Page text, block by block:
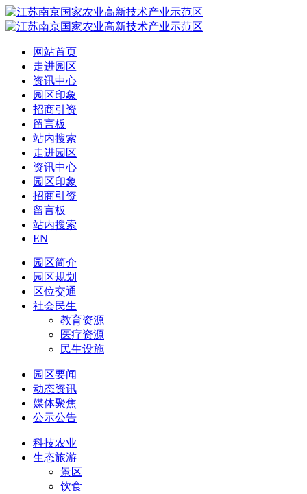
网站首页
走进园区
资讯中心
园区印象
招商引资
留言板
站内搜索
走进园区
资讯中心
园区印象
招商引资
留言板
站内搜索
EN
园区简介
园区规划
区位交通
社会民生
教育资源
医疗资源
民生设施
园区要闻
动态资讯
媒体聚焦
公示公告
科技农业
生态旅游
景区
饮食